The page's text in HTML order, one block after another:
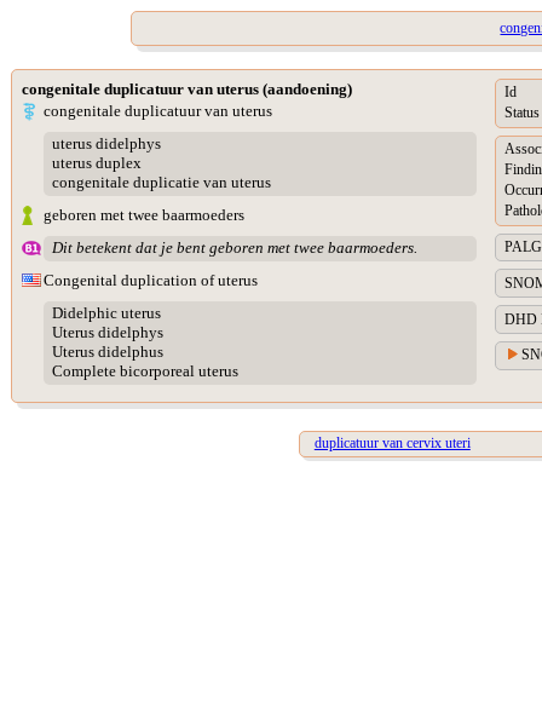
congenitale duplicatuur van uterus (aandoening)
congenitale duplicatuur van uterus
uterus didelphys
uterus duplex
congenitale duplicatie van uterus
geboren met twee baarmoeders
Dit betekent dat je bent geboren met twee baarmoeders.
Congenital duplication of uterus
Didelphic uterus
Uterus didelphys
Uterus didelphus
Complete bicorporeal uterus
Id
Status
DHD
duplicatuur van cervix uteri